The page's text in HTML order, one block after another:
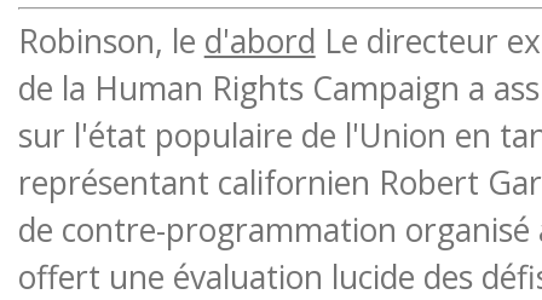
Robinson, le d'abord Le directeur
de la Human Rights Campaign a
sur l'état populaire de l'Union en
représentant californien Robert
de contre-programmation organisé
offert une évaluation lucide des